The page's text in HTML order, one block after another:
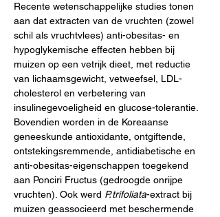
Recente wetenschappelijke studies tonen
aan dat extracten van de vruchten (zowel
schil als vruchtvlees) anti-obesitas- en
hypoglykemische effecten hebben bij
muizen op een vetrijk dieet, met reductie
van lichaamsgewicht, vetweefsel, LDL-
cholesterol en verbetering van
insulinegevoeligheid en glucose-tolerantie.
Bovendien worden in de Koreaanse
geneeskunde antioxidante, ontgiftende,
ontstekingsremmende, antidiabetische en
anti-obesitas-eigenschappen toegekend
aan Ponciri Fructus (gedroogde onrijpe
vruchten). Ook werd P. trifoliata-extract bij
muizen geassocieerd met beschermende